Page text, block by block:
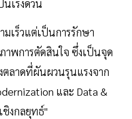
เร่งด่วน
มเร็วแต่เป็นการรักษา
าพการตัดสินใจ ซึ่งเป็นจุด
ลาดที่ผันผวนรุนแรงจาก
และ Data &
ชิงกลยุทธ์"